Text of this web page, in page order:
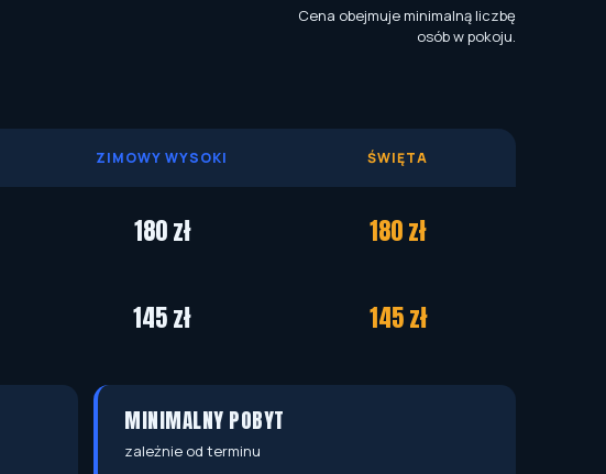
Cena obejmuje minimalną liczbę
osób w pokoju.
ZIMOWY WYSOKI ŚWIĘTA
180 zł 180 zł
145 zł 145 zł
MINIMALNY POBYT
zależnie od terminu